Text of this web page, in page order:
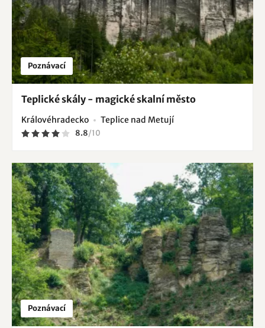
Poznávací
Teplické skály - magické skalní město
Královéhradecko Teplice nad Metují
8.8/10
Poznávací